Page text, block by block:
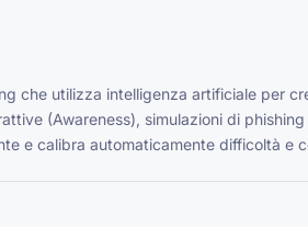
che utilizza intelligenza artificiale per
(Awareness), simulazioni di
e calibra automaticamente difficoltà e